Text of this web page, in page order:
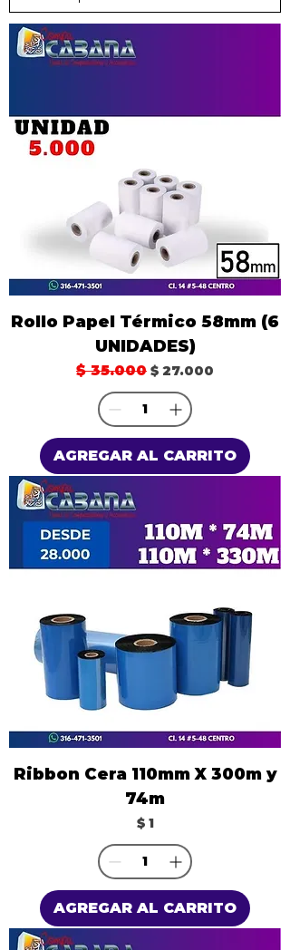
Rollo Papel Térmico 58mm (6
UNIDADES)
Precio
$ 35.000 Precio de oferta
$ 27.000
AGREGAR AL CARRITO
Ribbon Cera 110mm X 300m y
74m
Precio
$ 1
AGREGAR AL CARRITO